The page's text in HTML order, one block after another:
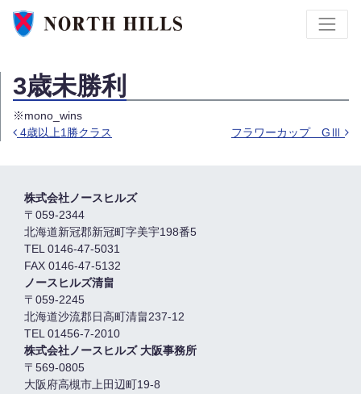
3歳未勝利
※mono_wins
4歳以上1勝クラス フラワーカップ GⅢ
株式会社ノースヒルズ
〒059-2344
北海道新冠郡新冠町字美宇198番5
TEL 0146-47-5031
FAX 0146-47-5132
ノースヒルズ清畠
〒059-2245
北海道沙流郡日高町清畠237-12
TEL 01456-7-2010
株式会社ノースヒルズ 大阪事務所
〒569-0805
大阪府高槻市上田辺町19-8